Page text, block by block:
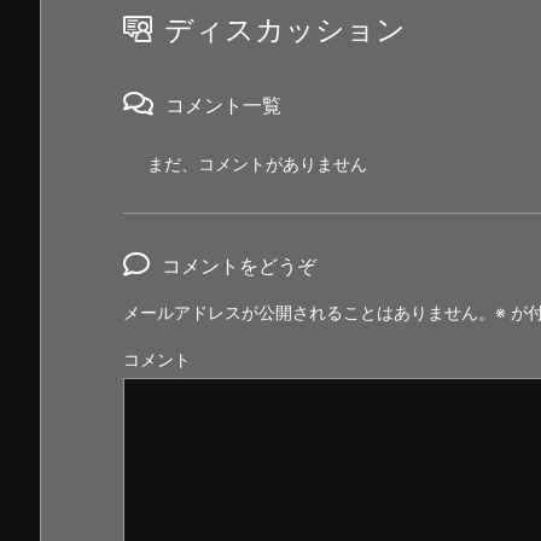
ディスカッション
コメント一覧
まだ、コメントがありません
コメントをどうぞ
メールアドレスが公開されることはありません。 ※ が
コメント